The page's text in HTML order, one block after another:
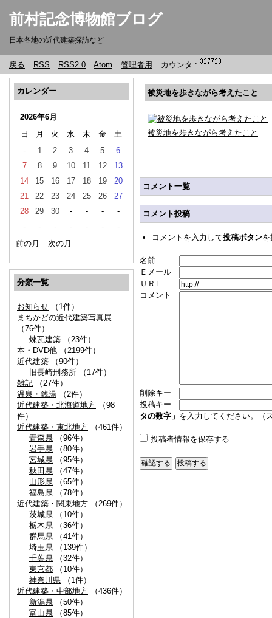
前村記念博物館ブログ
日本各地の近代建築探訪など
戻る RSS RSS2.0 Atom 管理者用 カウンタ :
カレンダー
2026年6月
日
月 火 水 木 金
土
-
1 2 3 4 5
6
7
8 9 10 11 12
13
14
15 16 17 18 19
20
21
22 23 24 25 26
27
28
29 30 - - -
-
-
- - - - -
-
前の月
次の月
分類一覧
お知らせ （1件）
まちかどの近代建築写真展
（76件）
煉瓦建築 （23件）
本・DVD他 （2199件）
近代建築 （90件）
旧長崎刑務所 （17件）
雑記 （27件）
温泉・銭湯 （2件）
近代建築・北海道地方 （98
件）
近代建築・東北地方 （461件）
青森県 （96件）
岩手県 （80件）
宮城県 （95件）
秋田県 （47件）
山形県 （65件）
福島県 （78件）
近代建築・関東地方 （269件）
茨城県 （10件）
栃木県 （36件）
群馬県 （41件）
埼玉県 （139件）
千葉県 （32件）
東京都 （10件）
神奈川県 （1件）
近代建築・中部地方 （436件）
新潟県 （50件）
富山県 （85件）
被災地を歩きながら考えたこと
被災地を歩きながら考えたこと
コメント一覧
コメント投稿
コメントを入力して投稿ボタン
名前
Ｅメール
ＵＲＬ
コメント
削除キー
投稿キー
タの数字」 を入力してください。（
投稿者情報を保存する